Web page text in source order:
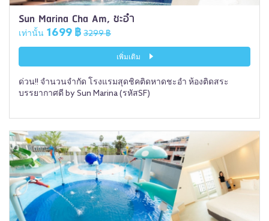
Sun Marina Cha Am, ชะอำ
เท่านั้น 1699 ฿ 3299 ฿
เพิ่มเติม
ด่วน!! จำนวนจำกัด โรงแรมสุดชิคติดหาดชะอำ ห้องติดสระ
บรรยากาศดี by Sun Marina (รหัสSF)